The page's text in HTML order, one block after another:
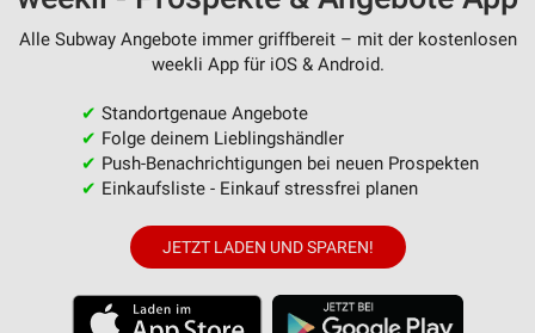
Alle Subway Angebote immer griffbereit – mit der kostenlosen
weekli App für iOS & Android.
✔ Standortgenaue Angebote
✔ Folge deinem Lieblingshändler
✔ Push-Benachrichtigungen bei neuen Prospekten
✔ Einkaufsliste - Einkauf stressfrei planen
JETZT LADEN UND SPAREN!